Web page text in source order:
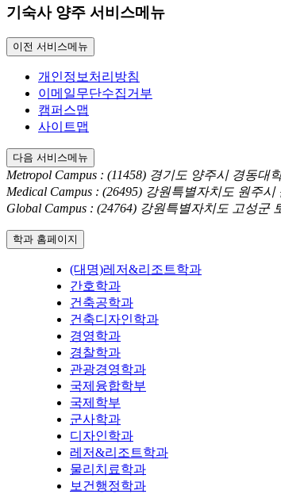
기숙사 양주 서비스메뉴
이전 서비스메뉴
개인정보처리방침
이메일무단수집거부
캠퍼스맵
사이트맵
다음 서비스메뉴
Metropol Campus : (11458) 경기도 양주시 경동대
Medical Campus : (26495) 강원특별자치도 원주
Global Campus : (24764) 강원특별자치도 고성군
학과 홈페이지
(대명)레저&리조트학과
간호학과
건축공학과
건축디자인학과
경영학과
경찰학과
관광경영학과
국제융합학부
국제학부
군사학과
디자인학과
레저&리조트학과
물리치료학과
보건행정학과